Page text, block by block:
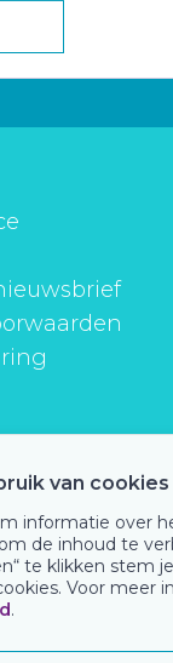
van cookies
informatie over
de inhoud te
te klikken stem
Voor meer
.